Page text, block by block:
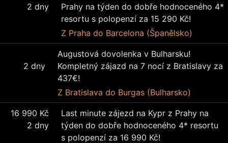
2 dny
Prahy na týden do dobře hodnoceného 4*
resortu s polopenzí za 15 290 Kč!
Z Praha do Barcelona (Španělsko)
2 dny
Augustová dovolenka v Bulharsku!
Kompletný zájazd na 7 nocí z Bratislavy za
437€!
Z Bratislava do Burgas (Bulharsko)
16 990 Kč
2 dny
Last minute zájezd na Kypr z Prahy na
týden do dobře hodnoceného 4* resortu
s polopenzí za 16 990 Kč!